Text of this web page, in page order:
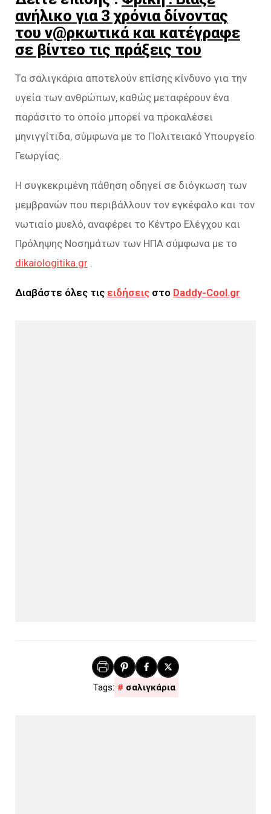
ανήλικο για 3 χρόνια δίνοντας
του ν@ρκωτικά και κατέγραφε
σε βίντεο τις πράξεις του
Τα σαλιγκάρια αποτελούν επίσης κίνδυνο για την
υγεία των ανθρώπων, καθώς μεταφέρουν ένα
παράσιτο το οποίο μπορεί να προκαλέσει
μηνιγγίτιδα, σύμφωνα με το Πολιτειακό Υπουργείο
Γεωργίας.
Η συγκεκριμένη πάθηση οδηγεί σε διόγκωση των
μεμβρανών που περιβάλλουν τον εγκέφαλο και τον
νωτιαίο μυελό, αναφέρει το Κέντρο Ελέγχου και
Πρόληψης Νοσημάτων των ΗΠΑ σύμφωνα με το
dikaiologitika.gr
Διαβάστε όλες τις ειδήσεις στο Daddy-Cool.gr
σαλιγκάρια